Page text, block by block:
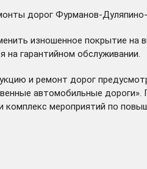
дорог Фурманов-
изношенное покрытие
на гарантийном обслуживании.
и ремонт дорог
автомобильные
мероприятий по